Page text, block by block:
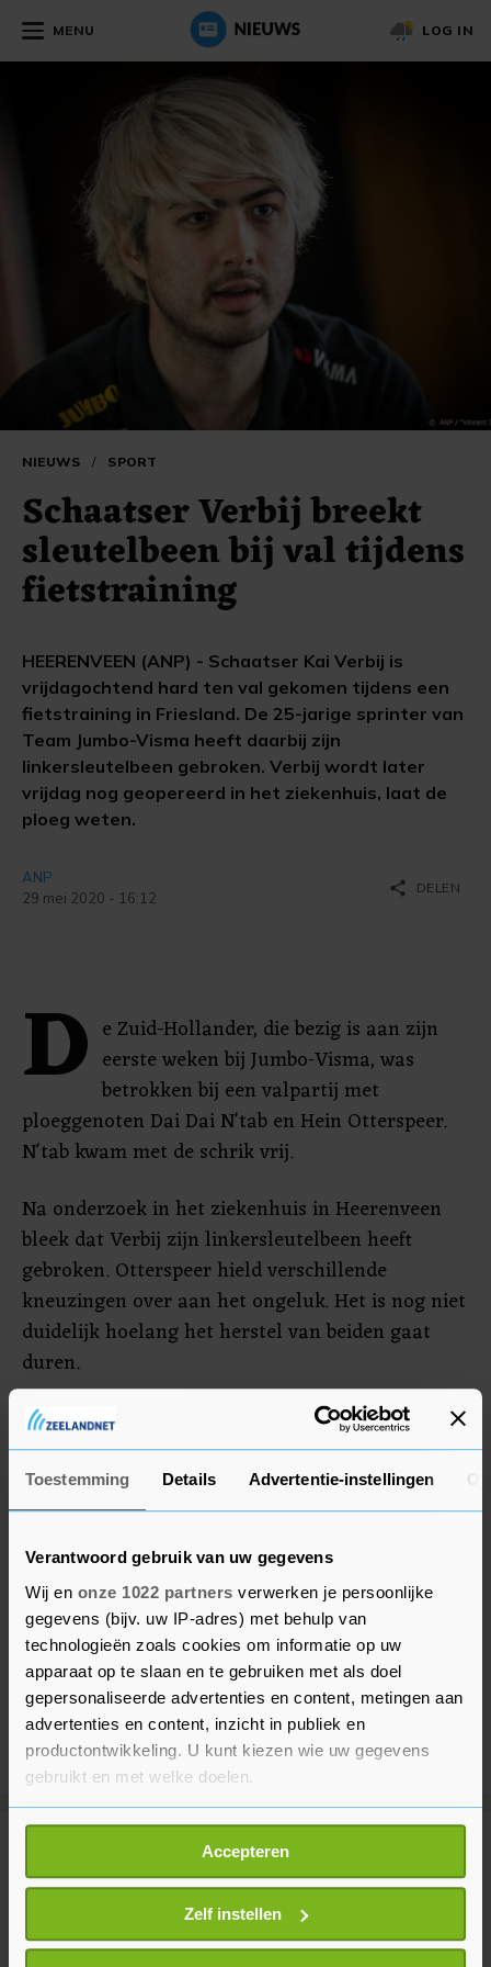
Toestemming Details Advertentie-instellingen
Verantwoord gebruik van uw gegevens
Wij en onze 1022 partners verwerken je persoonlijke
gegevens (bijv. uw IP-adres) met behulp van
technologieën zoals cookies om informatie op uw
apparaat op te slaan en te gebruiken met als doel
gepersonaliseerde advertenties en content, metingen aan
advertenties en content, inzicht in publiek en
productontwikkeling. U kunt kiezen wie uw gegevens
gebruikt en met welke doelen.
Als u het toestaat, willen we ook graag:
Informatie verzamelen over uw geografische
locatie, die tot een paar meter nauwkeurig kan zijn
Uw apparaat identificeren door het actief te
scannen op specifieke eigenschappen (fingerprinting)
Accepteren
Zelf instellen
MENU LOG IN
NIEUWS / SPORT
Schaatser Verbij breekt
sleutelbeen bij val tijdens
fietstraining
HEERENVEEN (ANP) - Schaatser Kai Verbij is
vrijdagochtend hard ten val gekomen tijdens een
fietstraining in Friesland. De 25-jarige sprinter van
Team Jumbo-Visma heeft daarbij zijn
linkersleutelbeen gebroken. Verbij wordt later
vrijdag nog geopereerd in het ziekenhuis, laat de
ploeg weten.
ANP
29 mei 2020 - 16:12
share DELEN
D e Zuid-Hollander, die bezig is aan zijn
eerste weken bij Jumbo-Visma, was
betrokken bij een valpartij met
ploeggenoten Dai Dai N'tab en Hein Otterspeer.
N'tab kwam met de schrik vrij.
Na onderzoek in het ziekenhuis in Heerenveen
bleek dat Verbij zijn linkersleutelbeen heeft
gebroken. Otterspeer hield verschillende
kneuzingen over aan het ongeluk. Het is nog niet
duidelijk hoelang het herstel van beiden gaat
duren.
Tennisser Van de Zandschulp wint
na stunt weer in Montréal